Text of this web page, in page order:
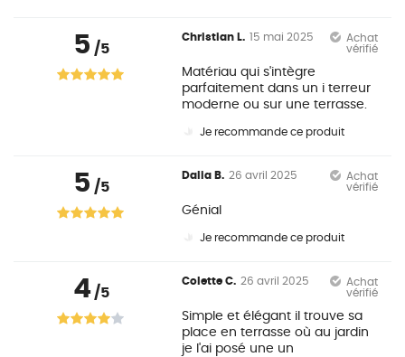
5 /5
Christian L. 15 mai 2025
Achat
vérifié
Matériau qui s'intègre
parfaitement dans un i terreur
moderne ou sur une terrasse.
Je recommande ce produit
5 /5
Dalia B. 26 avril 2025
Achat
vérifié
Génial
Je recommande ce produit
4/5
Colette C. 26 avril 2025
Achat
vérifié
Simple et élégant il trouve sa
place en terrasse où au jardin
je l'ai posé une un